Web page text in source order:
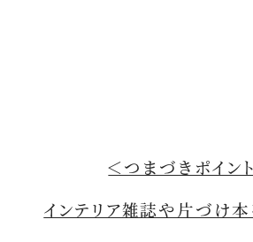
＜つまづきポイン
インテリア雑誌や片づけ